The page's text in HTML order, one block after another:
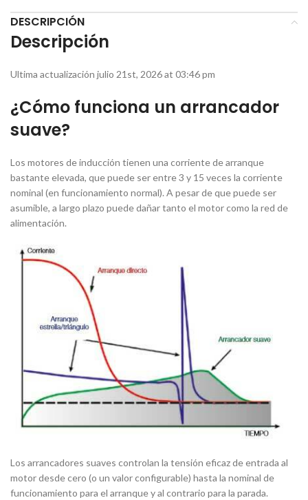
DESCRIPCIÓN
Descripción
Ultima actualización julio 21st, 2026 at 03:46 pm
¿Cómo funciona un arrancador
suave?
Los motores de inducción tienen una corriente de arranque
bastante elevada, que puede ser entre 3 y 15 veces la corriente
nominal (en funcionamiento normal). A pesar de que puede ser
asumible, a largo plazo puede dañar tanto el motor como la red de
alimentación.
Los arrancadores suaves controlan la tensión eficaz de entrada al
motor desde cero (o un valor configurable) hasta la nominal de
funcionamiento para el arranque y al contrario para la parada.